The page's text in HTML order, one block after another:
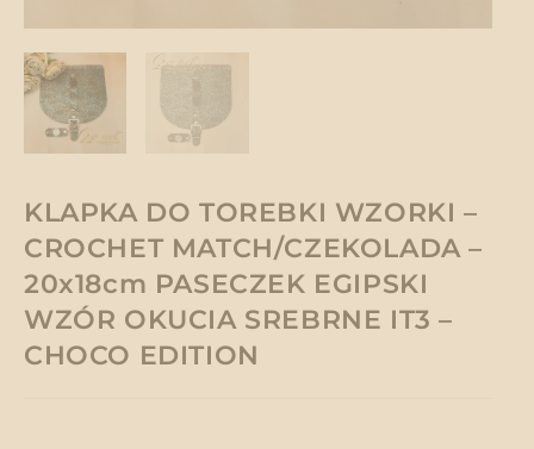
KLAPKA DO TOREBKI WZORKI –
CROCHET MATCH/CZEKOLADA –
20x18cm PASECZEK EGIPSKI
WZÓR OKUCIA SREBRNE IT3 –
CHOCO EDITION